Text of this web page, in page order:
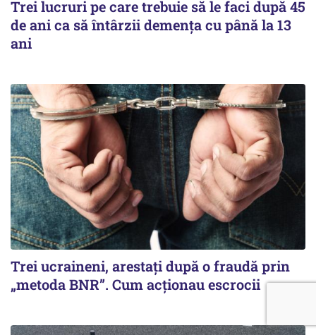
Trei lucruri pe care trebuie să le faci după 45
de ani ca să întârzii demența cu până la 13
ani
Trei ucraineni, arestați după o fraudă prin
„metoda BNR”. Cum acționau escrocii